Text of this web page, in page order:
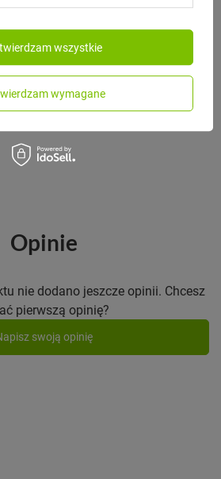
dziecięcy
Opinie
nie dodano jeszcze opinii. Chcesz
pierwszą opinię?
swoją opinię
wymagane
wszystkie